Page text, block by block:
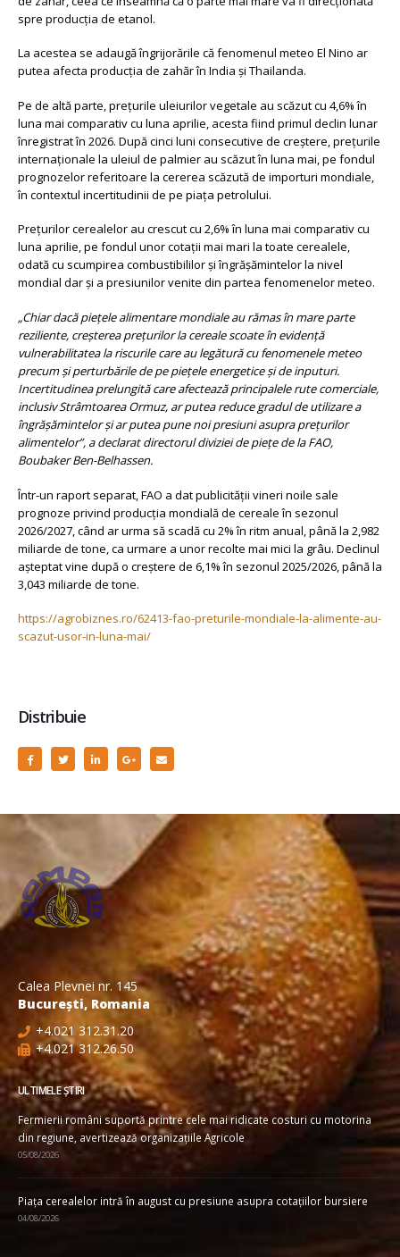
spre producţia de etanol.
La acestea se adaugă îngrijorările că fenomenul meteo El Nino ar
putea afecta producţia de zahăr în India şi Thailanda.
Pe de altă parte, preţurile uleiurilor vegetale au scăzut cu 4,6% în
luna mai comparativ cu luna aprilie, acesta fiind primul declin lunar
înregistrat în 2026. După cinci luni consecutive de creştere, preţurile
internaţionale la uleiul de palmier au scăzut în luna mai, pe fondul
prognozelor referitoare la cererea scăzută de importuri mondiale,
în contextul incertitudinii de pe piaţa petrolului.
Preţurilor cerealelor au crescut cu 2,6% în luna mai comparativ cu
luna aprilie, pe fondul unor cotaţii mai mari la toate cerealele,
odată cu scumpirea combustibililor şi îngrăşămintelor la nivel
mondial dar şi a presiunilor venite din partea fenomenelor meteo.
„Chiar dacă pieţele alimentare mondiale au rămas în mare parte
reziliente, creşterea preţurilor la cereale scoate în evidenţă
vulnerabilitatea la riscurile care au legătură cu fenomenele meteo
precum şi perturbările de pe pieţele energetice şi de inputuri.
Incertitudinea prelungită care afectează principalele rute comerciale,
inclusiv Strâmtoarea Ormuz, ar putea reduce gradul de utilizare a
îngrăşămintelor şi ar putea pune noi presiuni asupra preţurilor
alimentelor”, a declarat directorul diviziei de pieţe de la FAO,
Boubaker Ben-Belhassen.
Într-un raport separat, FAO a dat publicităţii vineri noile sale
prognoze privind producţia mondială de cereale în sezonul
2026/2027, când ar urma să scadă cu 2% în ritm anual, până la 2,982
miliarde de tone, ca urmare a unor recolte mai mici la grâu. Declinul
aşteptat vine după o creştere de 6,1% în sezonul 2025/2026, până la
3,043 miliarde de tone.
https://agrobiznes.ro/62413-fao-preturile-mondiale-la-alimente-au-
scazut-usor-in-luna-mai/
Distribuie
Calea Plevnei nr. 145
București, Romania
+4.021 312.31.20
+4.021 312.26.50
ULTIMELE ȘTIRI
Fermierii români suportă printre cele mai ridicate costuri cu motorina
din regiune, avertizează organizațiile Agricole
05/08/2026
Piața cerealelor intră în august cu presiune asupra cotațiilor bursiere
04/08/2026